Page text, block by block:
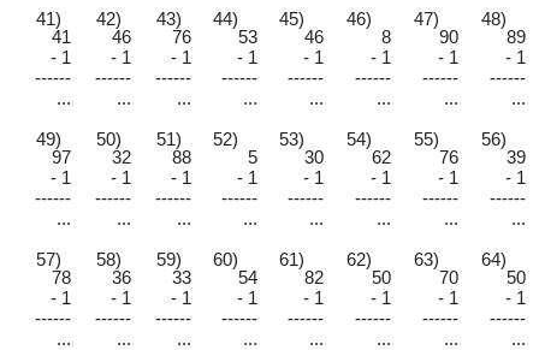
41)
41
42)
46
43)
76
44)
53
45)
46
46)
8
47)
90
48)
89
- 1
- 1 - 1 - 1 - 1 - 1 - 1
- 1
------
------ ------ ------ ------ ------ ------
------
...
... ... ... ... ... ...
...
49)
97
50)
32
51)
88
52)
5
53)
30
54)
62
55)
76
56)
39
- 1
- 1 - 1 - 1 - 1 - 1 - 1
- 1
------
------ ------ ------ ------ ------ ------
------
...
... ... ... ... ... ...
...
57)
78
58)
36
59)
33
60)
54
61)
82
62)
50
63)
70
64)
50
- 1
- 1 - 1 - 1 - 1 - 1 - 1
- 1
------
------ ------ ------ ------ ------ ------
------
...
... ... ... ... ... ...
...